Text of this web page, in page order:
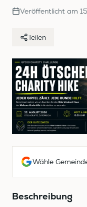
Veröffentlicht am
Teilen
Beschreibung